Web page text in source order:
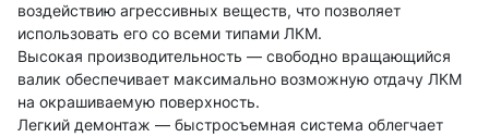
воздействию агрессивных веществ, что позволяет
использовать его со всеми типами ЛКМ.
Высокая производительность — свободно вращающийся
валик обеспечивает максимально возможную отдачу ЛКМ
на окрашиваемую поверхность.
Легкий демонтаж — быстросъемная система облегчает